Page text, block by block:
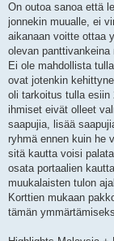
On outoa sanoa että
jonnekin muualle, ei
aikanaan voitte ottaa
olevan
Ei ole mahdollista
ovat jotenkin
oli tarkoitus tulla esiin
ihmiset eivät olleet
saapujia, lisää
ryhmä ennen kuin he
sitä kautta voisi
osata portaalien
muukalaisten tulon
Korttien mukaan
tämän